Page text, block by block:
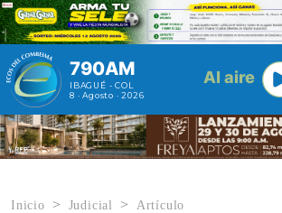
Pasar al contenido principal
790AM
IBAGUÉ - COL
8 · Agosto · 2026
Al aire
Inicio Judicial Artículo